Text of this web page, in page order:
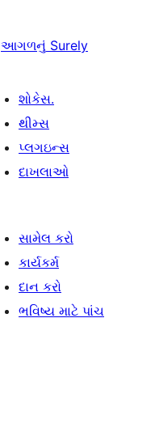
આગળનું Surely
શોકેસ.
થીમ્સ
પ્લગઇન્સ
દાખલાઓ
સામેલ કરો
કાર્યકર્મ
દાન કરો
ભવિષ્ય માટે પાંચ